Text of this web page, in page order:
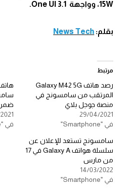
15W، وواجهة One UI 3.1.
بقلم: News Tech
مرتبط
رصد هاتف Galaxy M42 5G
المرتقب من سامسونج في
منصة جوجل بلاي
29/04/2021
في "Smartphone"
في "Smartphone"
سامسونج تستعد للإعلان عن
سلسلة هواتف Galaxy A في 17
من مارس
14/03/2022
في "Smartphone"